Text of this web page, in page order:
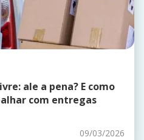
ale a pena? E como
com entregas
09/03/2026